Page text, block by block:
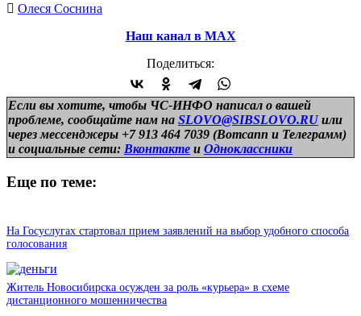
Олеся Соснина
Наш канал в МАХ
Поделиться:
Если вы хотите, чтобы ЧС-ИНФО написал о вашей
проблеме, сообщайте нам на SLOVO@SIBSLOVO.RU или
через мессенджеры +7 913 464 7039 (Вотсапп и Телеграмм)
и социальные сети: Вконтакте и Одноклассники
Еще по теме:
На Госуслугах стартовал прием заявлений на выбор удобного способа
голосования
Житель Новосибирска осужден за роль «курьера» в схеме
дистанционного мошенничества